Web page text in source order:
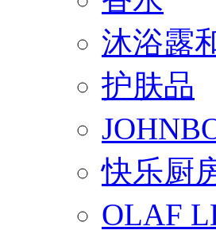
沐浴露
护肤品
快乐厨
OLAF